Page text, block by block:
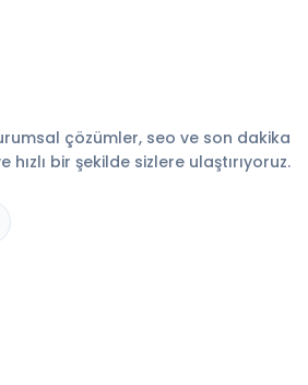
çözümler, seo ve son dakika
bir şekilde sizlere ulaştırıyoruz.